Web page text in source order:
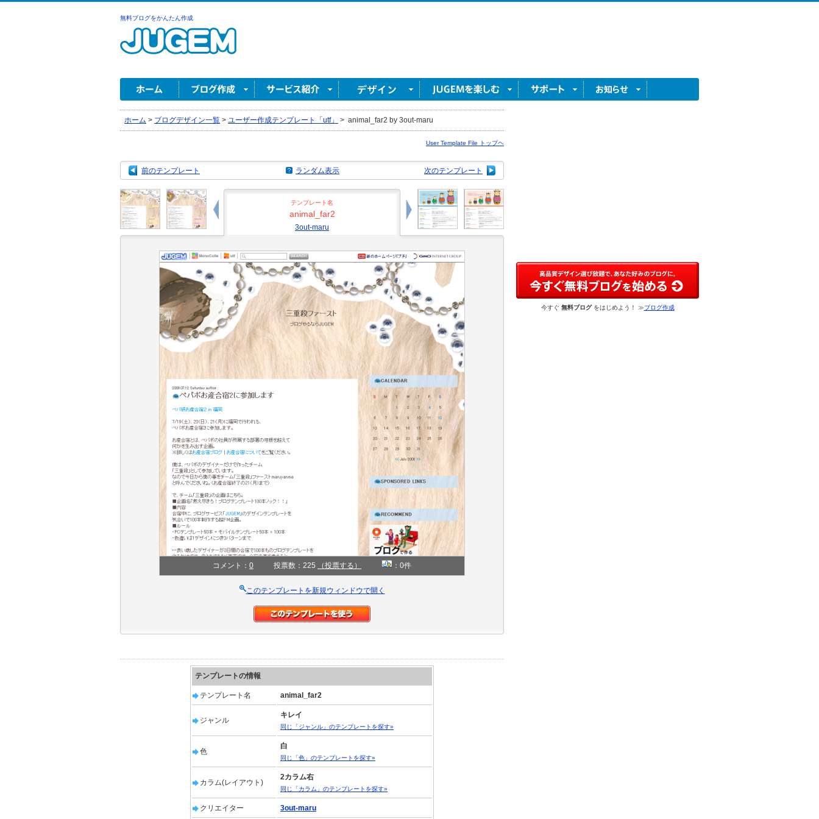
無料ブログをかんたん作成
ホーム > ブログデザイン一覧 > ユーザー作成テンプレート「utf」 > animal_far2 by 3out-maru
User Template File トップヘ
前のテンプレート 次のテンプレート
ランダム表示
テンプレート名
animal_far2
3out-maru
コメント： 0 投票数：225 （投票する） ：0件
このテンプレートを新規ウィンドウで開く
テンプレートの情報
テンプレート名 animal_far2
ジャンル
キレイ
同じ「ジャンル」のテンプレートを探す»
色
白
同じ「色」のテンプレートを探す»
カラム(レイアウト)
2カラム右
同じ「カラム」のテンプレートを探す»
クリエイター 3out-maru
今すぐ 無料ブログをはじめよう！ ≫ブログ作成